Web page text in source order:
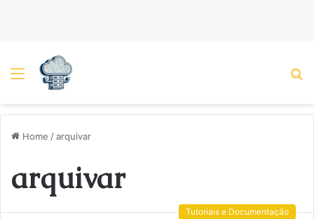
Menu
Home /arquivar
arquivar
Tutoriais e Documentação